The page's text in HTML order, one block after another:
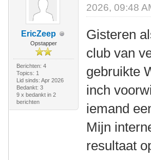
EricZeep
Opstapper
Berichten: 4
Topics: 1
Lid sinds: Apr 2026
Bedankt: 3
9 x bedankt in 2
berichten
2026, 09:48
Gisteren
club van
gebruikte
inch
iemand
Mijn
resultaat